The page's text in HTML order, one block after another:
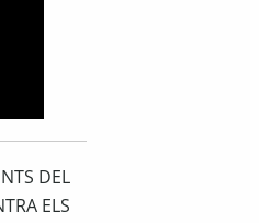
DEL
ELS